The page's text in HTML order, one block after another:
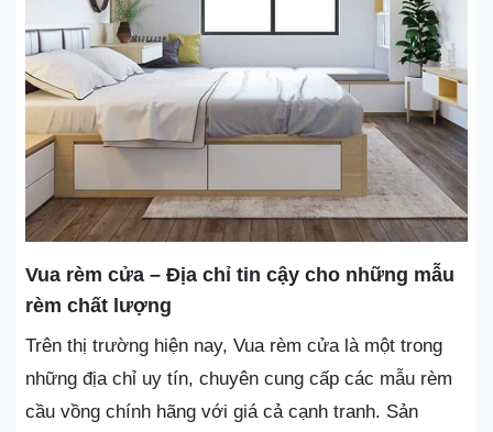
Vua rèm cửa – Địa chỉ tin cậy cho những mẫu
rèm chất lượng
Trên thị trường hiện nay, Vua rèm cửa là một trong
những địa chỉ uy tín, chuyên cung cấp các mẫu rèm
cầu vồng chính hãng với giá cả cạnh tranh. Sản